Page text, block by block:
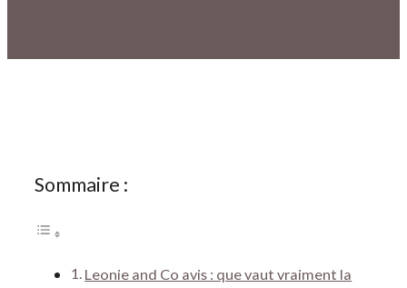
Sommaire :
Leonie and Co avis : que vaut vraiment la